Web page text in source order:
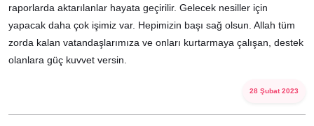
raporlarda aktarılanlar hayata geçirilir. Gelecek nesiller için
yapacak daha çok işimiz var. Hepimizin başı sağ olsun. Allah tüm
zorda kalan vatandaşlarımıza ve onları kurtarmaya çalışan, destek
olanlara güç kuvvet versin.
28 Şubat 2023